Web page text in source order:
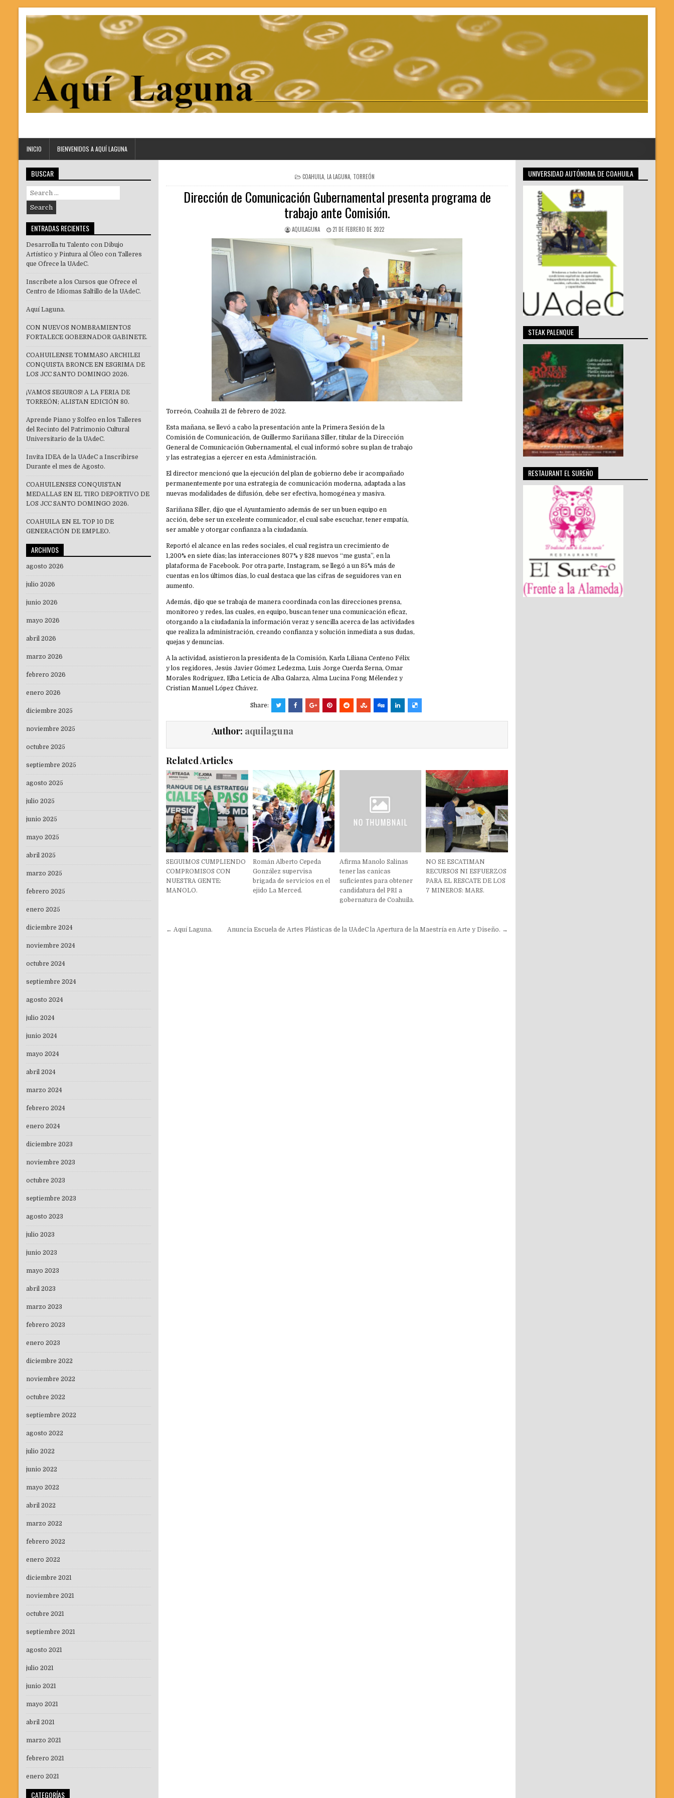
INICIO BIENVENIDOS A AQUÍ LAGUNA
POSTED
IN
COAHUILA, LA LAGUNA, TORREÓN
Dirección de Comunicación Gubernamental presenta programa de
trabajo ante Comisión.
AQUILAGUNA 21 DE FEBRERO DE 2022
Torreón, Coahuila 21 de febrero de 2022.
Esta mañana, se llevó a cabo la presentación ante la Primera Sesión de la
Comisión de Comunicación, de Guillermo Sariñana Siller, titular de la Dirección
General de Comunicación Gubernamental, el cual informó sobre su plan de trabajo
y las estrategias a ejercer en esta Administración.
El director mencionó que la ejecución del plan de gobierno debe ir acompañado
permanentemente por una estrategia de comunicación moderna, adaptada a las
nuevas modalidades de difusión, debe ser efectiva, homogénea y masiva.
Sariñana Siller, dijo que el Ayuntamiento además de ser un buen equipo en
acción, debe ser un excelente comunicador, el cual sabe escuchar, tener empatía,
ser amable y otorgar confianza a la ciudadanía.
Reportó el alcance en las redes sociales, el cual registra un crecimiento de
1,200% en siete días; las interacciones 807% y 828 nuevos “me gusta”, en la
plataforma de Facebook. Por otra parte, Instagram, se llegó a un 85% más de
cuentas en los últimos días, lo cual destaca que las cifras de seguidores van en
aumento.
Además, dijo que se trabaja de manera coordinada con las direcciones prensa,
monitoreo y redes, las cuales, en equipo, buscan tener una comunicación eficaz,
otorgando a la ciudadanía la información veraz y sencilla acerca de las actividades
que realiza la administración, creando confianza y solución inmediata a sus dudas,
quejas y denuncias.
A la actividad, asistieron la presidenta de la Comisión, Karla Liliana Centeno Félix
y los regidores, Jesús Javier Gómez Ledezma, Luis Jorge Cuerda Serna, Omar
Morales Rodríguez, Elba Leticia de Alba Galarza, Alma Lucina Fong Mélendez y
Cristian Manuel López Chávez.
Share:
Author: aquilaguna
Related Articles
SEGUIMOS CUMPLIENDO
COMPROMISOS CON
NUESTRA GENTE:
MANOLO.
Román Alberto Cepeda
González supervisa
brigada de servicios en el
ejido La Merced.
Afirma Manolo Salinas
tener las canicas
suficientes para obtener
candidatura del PRI a
gobernatura de Coahuila.
NO SE ESCATIMAN
RECURSOS NI ESFUERZOS
PARA EL RESCATE DE LOS
7 MINEROS: MARS.
Navegación
← Aquí Laguna. Anuncia Escuela de Artes Plásticas de la UAdeC la Apertura de la Maestría en Arte y Diseño. →
BUSCAR
Search
for:
ENTRADAS RECIENTES
Desarrolla tu Talento con Dibujo
Artístico y Pintura al Óleo con Talleres
que Ofrece la UAdeC.
Inscríbete a los Cursos que Ofrece el
Centro de Idiomas Saltillo de la UAdeC.
Aquí Laguna.
CON NUEVOS NOMBRAMIENTOS
FORTALECE GOBERNADOR GABINETE.
COAHUILENSE TOMMASO ARCHILEI
CONQUISTA BRONCE EN ESGRIMA DE
LOS JCC SANTO DOMINGO 2026.
¡VAMOS SEGUROS! A LA FERIA DE
TORREÓN; ALISTAN EDICIÓN 80.
Aprende Piano y Solfeo en los Talleres
del Recinto del Patrimonio Cultural
Universitario de la UAdeC.
Invita IDEA de la UAdeC a Inscribirse
Durante el mes de Agosto.
COAHUILENSES CONQUISTAN
MEDALLAS EN EL TIRO DEPORTIVO DE
LOS JCC SANTO DOMINGO 2026.
COAHUILA EN EL TOP 10 DE
GENERACIÓN DE EMPLEO.
ARCHIVOS
agosto 2026
julio 2026
junio 2026
mayo 2026
abril 2026
marzo 2026
febrero 2026
enero 2026
diciembre 2025
noviembre 2025
octubre 2025
septiembre 2025
agosto 2025
julio 2025
junio 2025
mayo 2025
abril 2025
marzo 2025
febrero 2025
enero 2025
diciembre 2024
noviembre 2024
octubre 2024
septiembre 2024
agosto 2024
julio 2024
junio 2024
mayo 2024
abril 2024
marzo 2024
febrero 2024
enero 2024
diciembre 2023
noviembre 2023
octubre 2023
septiembre 2023
agosto 2023
julio 2023
junio 2023
mayo 2023
abril 2023
marzo 2023
febrero 2023
enero 2023
diciembre 2022
noviembre 2022
octubre 2022
septiembre 2022
agosto 2022
julio 2022
junio 2022
mayo 2022
abril 2022
marzo 2022
febrero 2022
enero 2022
diciembre 2021
noviembre 2021
octubre 2021
septiembre 2021
agosto 2021
julio 2021
junio 2021
mayo 2021
abril 2021
marzo 2021
febrero 2021
enero 2021
CATEGORÍAS
UNIVERSIDAD AUTÓNOMA DE COAHUILA
STEAK PALENQUE
RESTAURANT EL SUREÑO